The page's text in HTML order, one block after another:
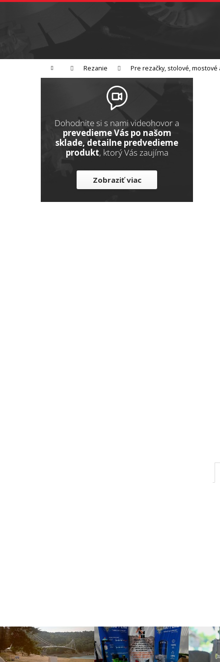
Prejsť
Domov Rezanie Pre rezačky, stolové, mostové
B
l
Dohodnite si s nami videohovor a
prevedieme Vás po našom
sklade, detailne predvedieme
produkt, ktorý Vás zaujíma
Zobraziť viac
K
k